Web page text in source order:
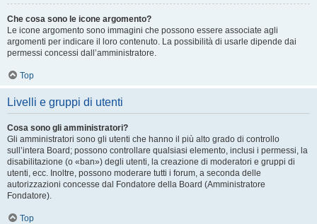
Che cosa sono le icone argomento?
Le icone argomento sono immagini che possono essere associate agli
argomenti per indicare il loro contenuto. La possibilità di usarle dipende dai
permessi concessi dall’amministratore.
Top
Livelli e gruppi di utenti
Cosa sono gli amministratori?
Gli amministratori sono gli utenti che hanno il più alto grado di controllo
sull’intera Board; possono controllare qualsiasi elemento, inclusi i permessi, la
disabilitazione (o «ban») degli utenti, la creazione di moderatori e gruppi di
utenti, ecc. Inoltre, possono moderare tutti i forum, a seconda delle
autorizzazioni concesse dal Fondatore della Board (Amministratore
Fondatore).
Top